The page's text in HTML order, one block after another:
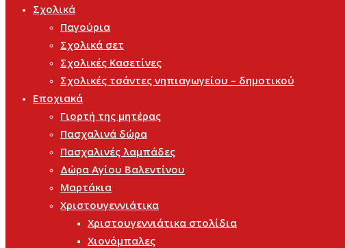
Σχολικά
Παγούρια
Σχολικά σετ
Σχολικές Κασετίνες
Σχολικές τσάντες νηπιαγωγείου – δημοτικού
Εποχιακά
Γιορτή της μητέρας
Πασχαλινά δώρα
Πασχαλινές λαμπάδες
Δώρα Αγίου Βαλεντίνου
Μαρτάκια
Χριστουγεννιάτικα
Χριστουγεννιάτικα στολίδια
Χιονόμπαλες